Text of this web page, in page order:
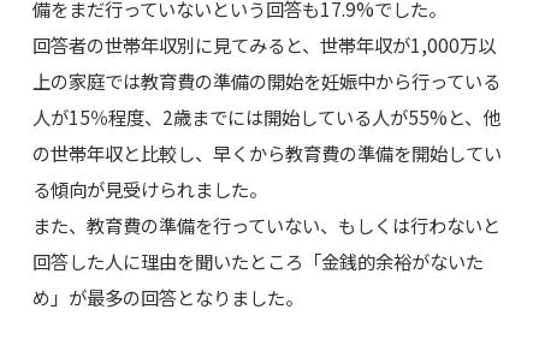
備をまだ行っていないという回答も17.9%でした。
回答者の世帯年収別に見てみると、世帯年収が1,000万以
上の家庭では教育費の準備の開始を妊娠中から行っている
人が15％程度、2歳までには開始している人が55%と、他
の世帯年収と比較し、早くから教育費の準備を開始してい
る傾向が見受けられました。
また、教育費の準備を行っていない、もしくは行わないと
回答した人に理由を聞いたところ「金銭的余裕がないた
め」が最多の回答となりました。